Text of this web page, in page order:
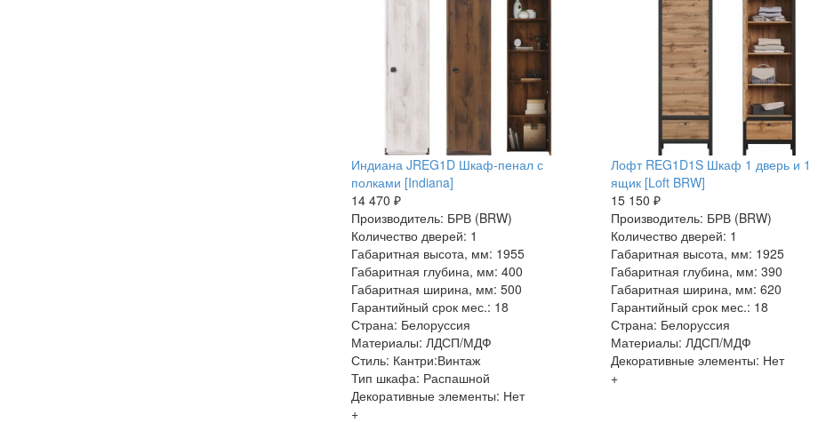
Индиана JREG1D Шкаф-пенал с
полками [Indiana]
14 470 ₽
Производитель: БРВ (BRW)
Количество дверей: 1
Габаритная высота, мм: 1955
Габаритная глубина, мм: 400
Габаритная ширина, мм: 500
Гарантийный срок мес.: 18
Страна: Белоруссия
Материалы: ЛДСП/МДФ
Стиль: Кантри:Винтаж
Тип шкафа: Распашной
Декоративные элементы: Нет
+
Лофт REG1D1S Шкаф 1 дверь и 1
ящик [Loft BRW]
15 150 ₽
Производитель: БРВ (BRW)
Количество дверей: 1
Габаритная высота, мм: 1925
Габаритная глубина, мм: 390
Габаритная ширина, мм: 620
Гарантийный срок мес.: 18
Страна: Белоруссия
Материалы: ЛДСП/МДФ
Декоративные элементы: Нет
+